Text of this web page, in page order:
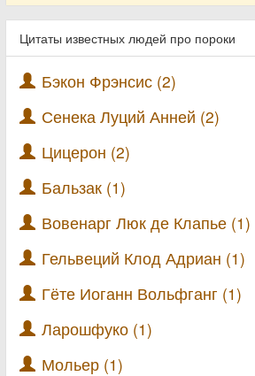
Цитаты известных людей про пороки
Бэкон Фрэнсис (2)
Сенека Луций Анней (2)
Цицерон (2)
Бальзак (1)
Вовенарг Люк де Клапье (1)
Гельвеций Клод Адриан (1)
Гёте Иоганн Вольфганг (1)
Ларошфуко (1)
Мольер (1)